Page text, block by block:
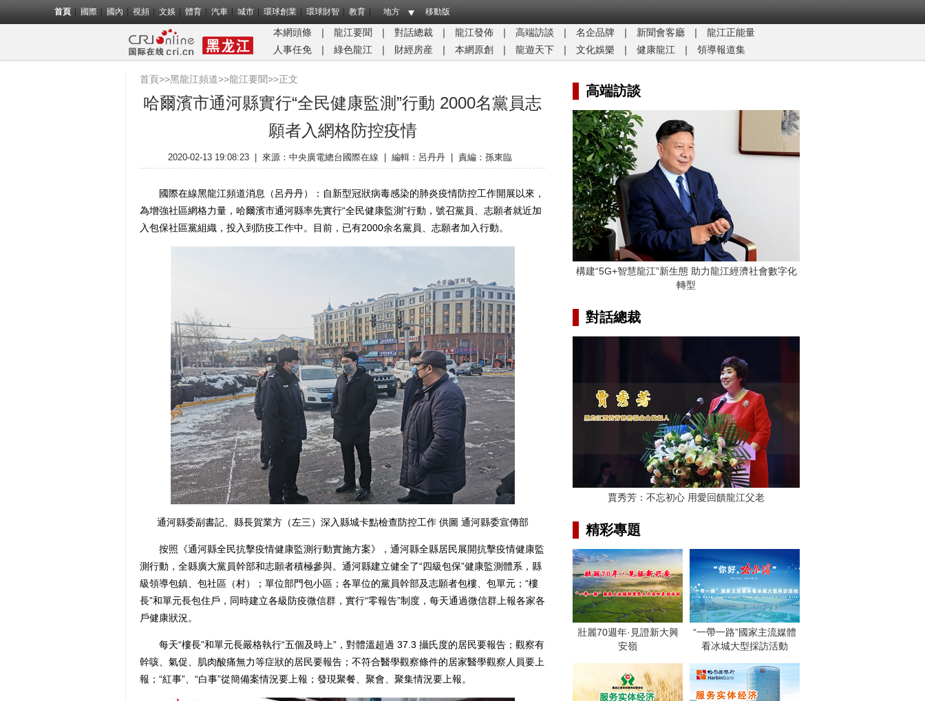
首頁 國際 國內 視頻 文娛 體育 汽車 城市 環球創業 環球財智 教育 地方 移動版
本網頭條 ｜ 龍江要聞 ｜ 對話總裁 ｜ 龍江發佈 ｜ 高端訪談 ｜ 名企品牌 ｜ 新聞會客廳 ｜
龍江正能量​
人事任免
｜ 綠色龍江 ｜ 財經房産 ｜ 本網原創 ｜ 龍遊天下 ｜ 文化娛樂 ｜ 健康龍江 ｜ 領導報道集
首頁>>黑龍江頻道>>龍江要聞>>正文
哈爾濱市通河縣實行“全民健康監測”行動 2000名黨員志
願者入網格防控疫情
2020-02-13 19:08:23 來源： 中央廣電總台國際在線 編輯：呂丹丹 責編：孫東臨
國際在線黑龍江頻道消息（呂丹丹）：自新型冠狀病毒感染的肺炎疫情防控工作開展以來，
為增強社區網格力量，哈爾濱市通河縣率先實行“全民健康監測”行動，號召黨員、志願者就近加
入包保社區黨組織，投入到防疫工作中。目前，已有2000余名黨員、志願者加入行動。
通河縣委副書記、縣長賀業方（左三）深入縣城卡點檢查防控工作 供圖 通河縣委宣傳部
按照《通河縣全民抗擊疫情健康監測行動實施方案》，通河縣全縣居民展開抗擊疫情健康監
測行動，全縣廣大黨員幹部和志願者積極參與。通河縣建立健全了“四級包保”健康監測體系，縣
級領導包鎮、包社區（村）；單位部門包小區；各單位的黨員幹部及志願者包樓、包單元；“樓
長”和單元長包住戶，同時建立各級防疫微信群，實行“零報告”制度，每天通過微信群上報各家各
戶健康狀況。
每天“樓長”和單元長嚴格執行“五個及時上”，對體溫超過 37.3 攝氏度的居民要報告；觀察有
幹咳、氣促、肌肉酸痛無力等症狀的居民要報告；不符合醫學觀察條件的居家醫學觀察人員要上
報；“紅事”、“白事”從簡備案情況要上報；發現聚餐、聚會、聚集情況要上報。
高端訪談
構建“5G+智慧龍江”新生態 助力龍江經濟社會數字化
轉型
對話總裁
賈秀芳：不忘初心 用愛回饋龍江父老
精彩專題
壯麗70週年·見證新大興
安嶺
“一帶一路”國家主流媒體
看冰城大型採訪活動